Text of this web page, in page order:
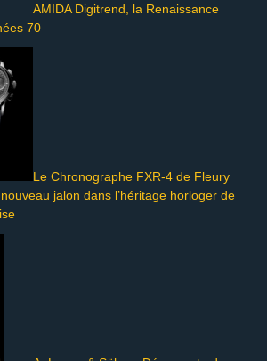
AMIDA Digitrend, la Renaissance
70
Le Chronographe FXR-4 de Fleury
jalon dans l’héritage horloger de